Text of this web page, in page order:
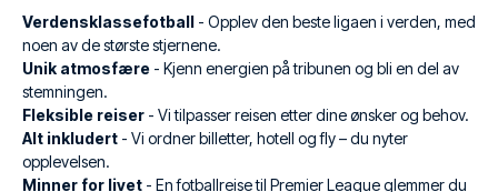
Verdensklassefotball - Opplev den beste ligaen i verden, med
noen av de største stjernene.
Unik atmosfære - Kjenn energien på tribunen og bli en del av
stemningen.
Fleksible reiser - Vi tilpasser reisen etter dine ønsker og behov.
Alt inkludert - Vi ordner billetter, hotell og fly – du nyter
opplevelsen.
Minner for livet - En fotballreise til Premier League glemmer du